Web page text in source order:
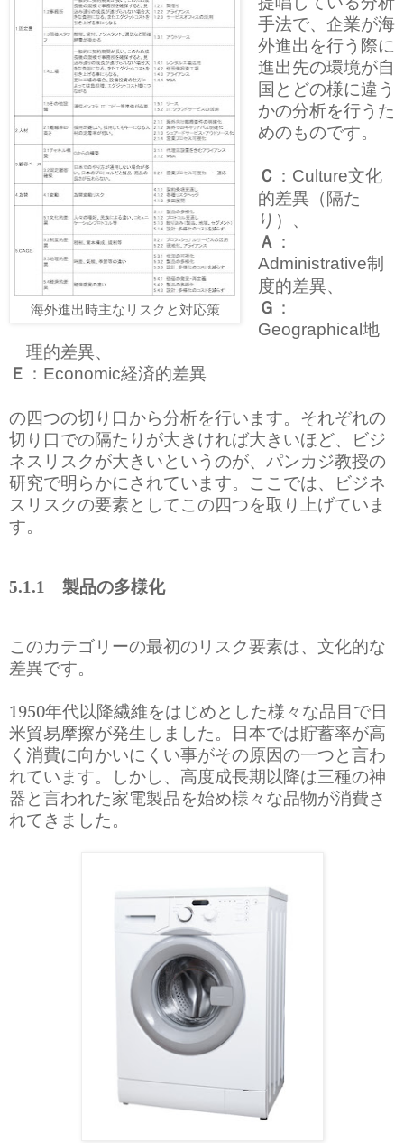
海外進出時主なリスクと対応策
手法で、企業が海
外進出を行う際に
進出先の環境が自
国とどの様に違う
かの分析を行うた
めのものです。
Ｃ ： Culture文化
的差異（隔た
り）、
Ａ ：
Administrative制
度的差異、
Ｇ ：
Geographical地
理的差異、
Ｅ ： Economic経済的差異
の四つの切り口から分析を行います。それぞれの
切り口での隔たりが大きければ大きいほど、ビジ
ネスリスクが大きいというのが、パンカジ教授の
研究で明らかにされています。ここでは、ビジネ
スリスクの要素としてこの四つを取り上げていま
す。
5.1.1 製品の多様化
このカテゴリーの最初のリスク要素は、文化的な
差異です。
1950年代以降繊維をはじめとした様々な品目で日
米貿易摩擦が発生しました。日本では貯蓄率が高
く消費に向かいにくい事がその原因の一つと言わ
れています。しかし、高度成長期以降は三種の神
器と言われた家電製品を始め様々な品物が消費さ
れてきました。